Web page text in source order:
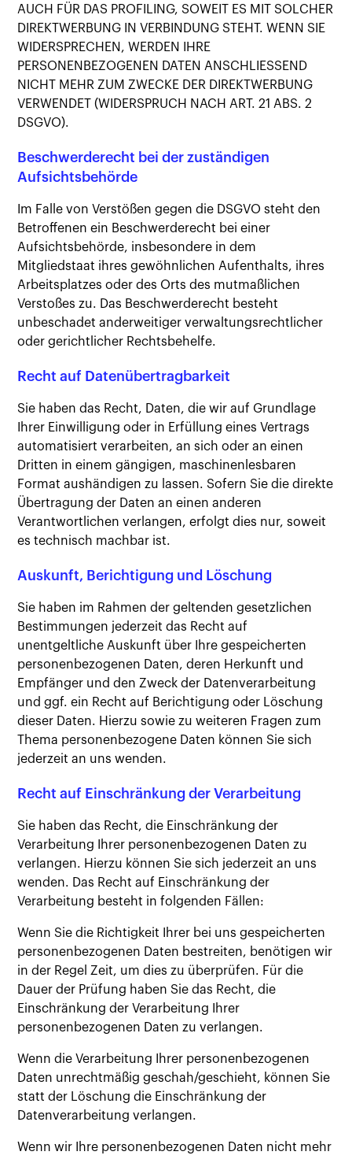
AUCH FÜR DAS PROFILING, SOWEIT ES MIT SOLCHER
DIREKTWERBUNG IN VERBINDUNG STEHT. WENN SIE
WIDERSPRECHEN, WERDEN IHRE
PERSONENBEZOGENEN DATEN ANSCHLIESSEND
NICHT MEHR ZUM ZWECKE DER DIREKTWERBUNG
VERWENDET (WIDERSPRUCH NACH ART. 21 ABS. 2
DSGVO).
Beschwerderecht bei der zuständigen
Aufsichtsbehörde
Im Falle von Verstößen gegen die DSGVO steht den
Betroffenen ein Beschwerderecht bei einer
Aufsichtsbehörde, insbesondere in dem
Mitgliedstaat ihres gewöhnlichen Aufenthalts, ihres
Arbeitsplatzes oder des Orts des mutmaßlichen
Verstoßes zu. Das Beschwerderecht besteht
unbeschadet anderweitiger verwaltungsrechtlicher
oder gerichtlicher Rechtsbehelfe.
Recht auf Datenübertragbarkeit
Sie haben das Recht, Daten, die wir auf Grundlage
Ihrer Einwilligung oder in Erfüllung eines Vertrags
automatisiert verarbeiten, an sich oder an einen
Dritten in einem gängigen, maschinenlesbaren
Format aushändigen zu lassen. Sofern Sie die direkte
Übertragung der Daten an einen anderen
Verantwortlichen verlangen, erfolgt dies nur, soweit
es technisch machbar ist.
Auskunft, Berichtigung und Löschung
Sie haben im Rahmen der geltenden gesetzlichen
Bestimmungen jederzeit das Recht auf
unentgeltliche Auskunft über Ihre gespeicherten
personenbezogenen Daten, deren Herkunft und
Empfänger und den Zweck der Datenverarbeitung
und ggf. ein Recht auf Berichtigung oder Löschung
dieser Daten. Hierzu sowie zu weiteren Fragen zum
Thema personenbezogene Daten können Sie sich
jederzeit an uns wenden.
Recht auf Einschränkung der Verarbeitung
Sie haben das Recht, die Einschränkung der
Verarbeitung Ihrer personenbezogenen Daten zu
verlangen. Hierzu können Sie sich jederzeit an uns
wenden. Das Recht auf Einschränkung der
Verarbeitung besteht in folgenden Fällen:
Wenn Sie die Richtigkeit Ihrer bei uns gespeicherten
personenbezogenen Daten bestreiten, benötigen wir
in der Regel Zeit, um dies zu überprüfen. Für die
Dauer der Prüfung haben Sie das Recht, die
Einschränkung der Verarbeitung Ihrer
personenbezogenen Daten zu verlangen.
Wenn die Verarbeitung Ihrer personenbezogenen
Daten unrechtmäßig geschah/geschieht, können Sie
statt der Löschung die Einschränkung der
Datenverarbeitung verlangen.
Wenn wir Ihre personenbezogenen Daten nicht mehr